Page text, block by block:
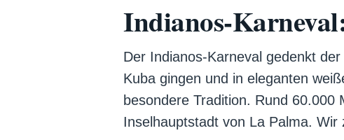
Indianos-
Der Indianos-Karneval gedenkt
Kuba gingen und in eleganten
besondere Tradition. Rund
Inselhauptstadt von La Palma. Wir